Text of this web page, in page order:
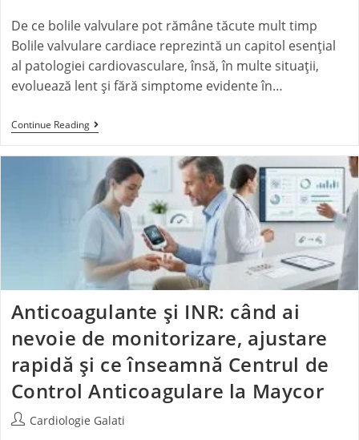
De ce bolile valvulare pot rămâne tăcute mult timp
Bolile valvulare cardiace reprezintă un capitol esențial
al patologiei cardiovasculare, însă, în multe situații,
evoluează lent și fără simptome evidente în…
Continue Reading
Anticoagulante și INR: când ai
nevoie de monitorizare, ajustare
rapidă și ce înseamnă Centrul de
Control Anticoagulare la Maycor
Cardiologie Galati